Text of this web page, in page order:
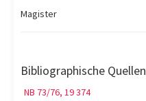
Magister
Bibliographische Quellen
NB 73/76, 19 374